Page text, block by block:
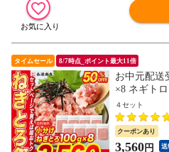
タイムセール 8/7時点_ポイント最大11倍
お中元配送
×8 ネギト
【買えば
額★3560円
４セット
クーポンあり
3,560円 送